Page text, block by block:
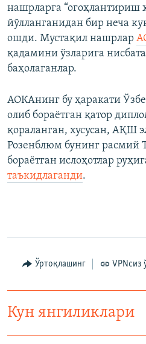
нашрларга “огоҳлантириш
йўлланганидан бир неча
ошди. Мустақил нашрлар
қадамини ўзларига
баҳолаганлар.
АОКАнинг бу ҳаракати
олиб бораётган қатор
қораланган, хусусан, АҚШ
Розенблюм бунинг расмий
бораётган ислоҳотлар
таъкидлаганди.
Ўртоқлашинг VPNсиз
Кун янгиликлари